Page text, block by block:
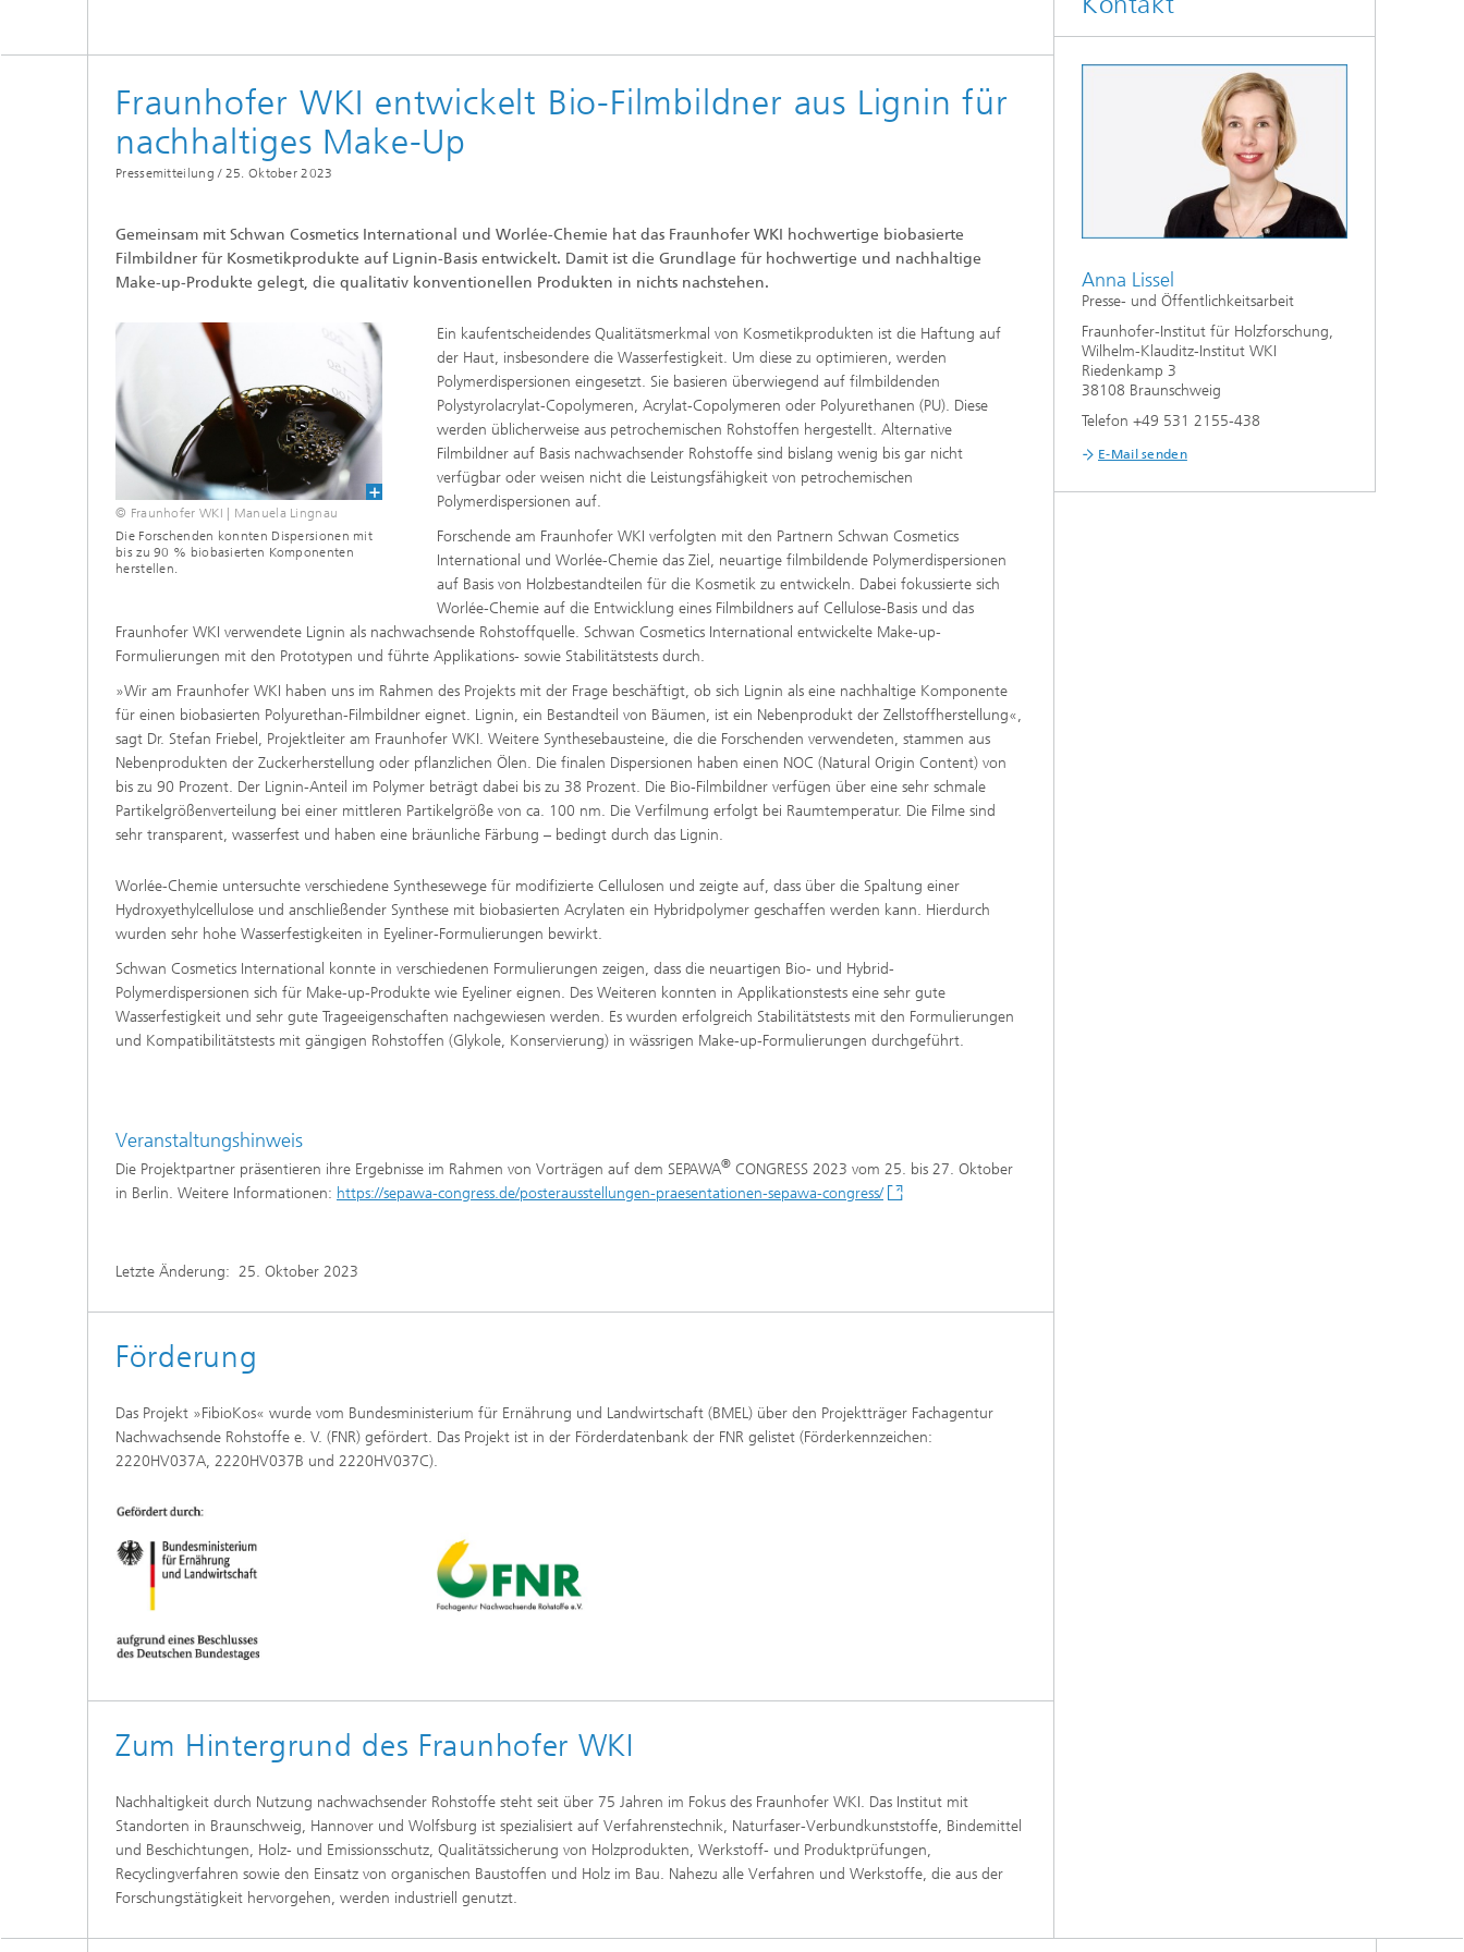
WKI | AKADEMIE
Fraunhofer WKI entwickelt Bio-Filmbildner aus Lignin für
nachhaltiges Make-Up
Pressemitteilung / 25. Oktober 2023
Gemeinsam mit Schwan Cosmetics International und Worlée-Chemie hat das Fraunhofer WKI hochwertige biobasierte
Filmbildner für Kosmetikprodukte auf Lignin-Basis entwickelt. Damit ist die Grundlage für hochwertige und nachhaltige
Make-up-Produkte gelegt, die qualitativ konventionellen Produkten in nichts nachstehen.
© Fraunhofer WKI | Manuela Lingnau
Die Forschenden konnten Dispersionen mit
bis zu 90 % biobasierten Komponenten
herstellen.
Ein kaufentscheidendes Qualitätsmerkmal von Kosmetikprodukten ist die Haftung auf
der Haut, insbesondere die Wasserfestigkeit. Um diese zu optimieren, werden
Polymerdispersionen eingesetzt. Sie basieren überwiegend auf filmbildenden
Polystyrolacrylat-Copolymeren, Acrylat-Copolymeren oder Polyurethanen (PU). Diese
werden üblicherweise aus petrochemischen Rohstoffen hergestellt. Alternative
Filmbildner auf Basis nachwachsender Rohstoffe sind bislang wenig bis gar nicht
verfügbar oder weisen nicht die Leistungsfähigkeit von petrochemischen
Polymerdispersionen auf.
Forschende am Fraunhofer WKI verfolgten mit den Partnern Schwan Cosmetics
International und Worlée-Chemie das Ziel, neuartige filmbildende Polymerdispersionen
auf Basis von Holzbestandteilen für die Kosmetik zu entwickeln. Dabei fokussierte sich
Worlée-Chemie auf die Entwicklung eines Filmbildners auf Cellulose-Basis und das
Fraunhofer WKI verwendete Lignin als nachwachsende Rohstoffquelle. Schwan Cosmetics International entwickelte Make-up-
Formulierungen mit den Prototypen und führte Applikations- sowie Stabilitätstests durch.
»Wir am Fraunhofer WKI haben uns im Rahmen des Projekts mit der Frage beschäftigt, ob sich Lignin als eine nachhaltige Komponente
für einen biobasierten Polyurethan-Filmbildner eignet. Lignin, ein Bestandteil von Bäumen, ist ein Nebenprodukt der Zellstoffherstellung«,
sagt Dr. Stefan Friebel, Projektleiter am Fraunhofer WKI. Weitere Synthesebausteine, die die Forschenden verwendeten, stammen aus
Nebenprodukten der Zuckerherstellung oder pflanzlichen Ölen. Die finalen Dispersionen haben einen NOC (Natural Origin Content) von
bis zu 90 Prozent. Der Lignin-Anteil im Polymer beträgt dabei bis zu 38 Prozent. Die Bio-Filmbildner verfügen über eine sehr schmale
Partikelgrößenverteilung bei einer mittleren Partikelgröße von ca. 100 nm. Die Verfilmung erfolgt bei Raumtemperatur. Die Filme sind
sehr transparent, wasserfest und haben eine bräunliche Färbung – bedingt durch das Lignin.
Worlée-Chemie untersuchte verschiedene Synthesewege für modifizierte Cellulosen und zeigte auf, dass über die Spaltung einer
Hydroxyethylcellulose und anschließender Synthese mit biobasierten Acrylaten ein Hybridpolymer geschaffen werden kann. Hierdurch
wurden sehr hohe Wasserfestigkeiten in Eyeliner-Formulierungen bewirkt.
Schwan Cosmetics International konnte in verschiedenen Formulierungen zeigen, dass die neuartigen Bio- und Hybrid-
Polymerdispersionen sich für Make-up-Produkte wie Eyeliner eignen. Des Weiteren konnten in Applikationstests eine sehr gute
Wasserfestigkeit und sehr gute Trageeigenschaften nachgewiesen werden. Es wurden erfolgreich Stabilitätstests mit den Formulierungen
und Kompatibilitätstests mit gängigen Rohstoffen (Glykole, Konservierung) in wässrigen Make-up-Formulierungen durchgeführt.
Veranstaltungshinweis
Die Projektpartner präsentieren ihre Ergebnisse im Rahmen von Vorträgen auf dem SEPAWA® CONGRESS 2023 vom 25. bis 27. Oktober
in Berlin. Weitere Informationen: https://sepawa-congress.de/posterausstellungen-praesentationen-sepawa-congress/
Letzte Änderung: 25. Oktober 2023
Förderung
Das Projekt »FibioKos« wurde vom Bundesministerium für Ernährung und Landwirtschaft (BMEL) über den Projektträger Fachagentur
Nachwachsende Rohstoffe e. V. (FNR) gefördert. Das Projekt ist in der Förderdatenbank der FNR gelistet (Förderkennzeichen:
2220HV037A, 2220HV037B und 2220HV037C).
Zum Hintergrund des Fraunhofer WKI
Nachhaltigkeit durch Nutzung nachwachsender Rohstoffe steht seit über 75 Jahren im Fokus des Fraunhofer WKI. Das Institut mit
Standorten in Braunschweig, Hannover und Wolfsburg ist spezialisiert auf Verfahrenstechnik, Naturfaser-Verbundkunststoffe, Bindemittel
und Beschichtungen, Holz- und Emissionsschutz, Qualitätssicherung von Holzprodukten, Werkstoff- und Produktprüfungen,
Recyclingverfahren sowie den Einsatz von organischen Baustoffen und Holz im Bau. Nahezu alle Verfahren und Werkstoffe, die aus der
Forschungstätigkeit hervorgehen, werden industriell genutzt.
Anna Lissel
Presse- und Öffentlichkeitsarbeit
Fraunhofer-Institut für Holzforschung,
Wilhelm-Klauditz-Institut WKI
Riedenkamp 3
38108 Braunschweig
Telefon +49 531 2155-438
E-Mail senden